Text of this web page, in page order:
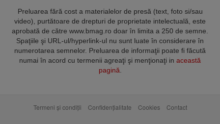
Preluarea fără cost a materialelor de presă (text, foto si/sau
video), purtătoare de drepturi de proprietate intelectuală, este
aprobată de către www.bmag.ro doar în limita a 250 de semne.
Spaţiile şi URL-ul/hyperlink-ul nu sunt luate în considerare în
numerotarea semnelor. Preluarea de informaţii poate fi făcută
numai în acord cu termenii agreaţi şi menţionaţi in această
pagină
Termeni și condiții Confidențialitate Cookies Contact